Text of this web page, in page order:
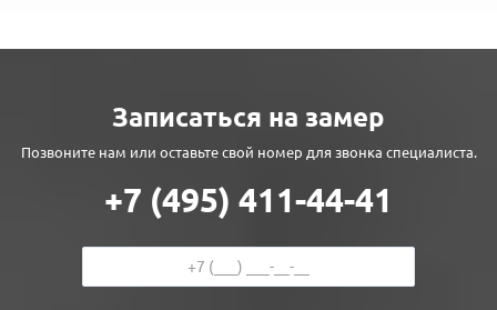
Записаться на замер
Позвоните нам или оставьте свой номер для звонка специалиста.
+7 (495) 411-44-41